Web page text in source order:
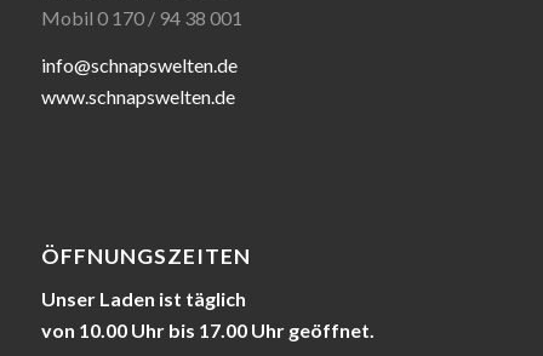
Mobil 0 170 / 94 38 001
info@schnapswelten.de
www.schnapswelten.de
ÖFFNUNGSZEITEN
Unser Laden ist täglich
von 10.00 Uhr bis 17.00 Uhr geöffnet.